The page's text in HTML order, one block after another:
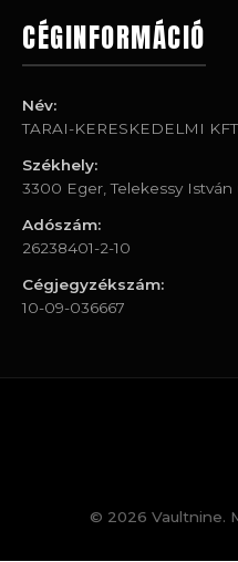
CÉGINFORMÁCIÓ
Név:
TARAI-KERESKEDELMI KFT.
Székhely:
3300 Eger, Telekessy István
Adószám:
26238401-2-10
Cégjegyzékszám:
10-09-036667
© 2026 Vaultnine.